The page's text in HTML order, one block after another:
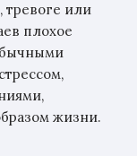
тревоге или
плохое
жизни.